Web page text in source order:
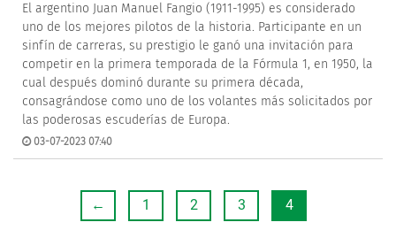
El argentino Juan Manuel Fangio (1911-1995) es considerado
uno de los mejores pilotos de la historia. Participante en un
sinfín de carreras, su prestigio le ganó una invitación para
competir en la primera temporada de la Fórmula 1, en 1950, la
cual después dominó durante su primera década,
consagrándose como uno de los volantes más solicitados por
las poderosas escuderías de Europa.
03-07-2023 07:40
← 1 2 3 4